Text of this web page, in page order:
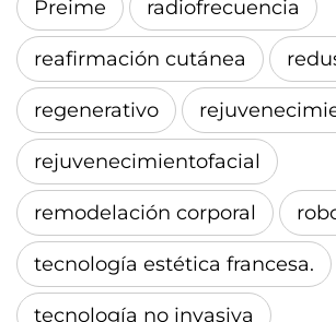
Preime radiofrecuencia
reafirmación cutánea
regenerativo
rejuvenecimientofacial
remodelación corporal
tecnología estética francesa.
tecnología no invasiva